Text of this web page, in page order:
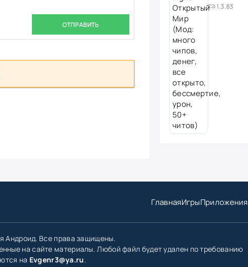
ОТПРАВИТЬ
1.3.83
ГлавнаяИгрыПриложения
Андроид. Все права защищены.
на сайте материалы. Любой файл будет удален по требованию
на Evgenr3@ya.ru.